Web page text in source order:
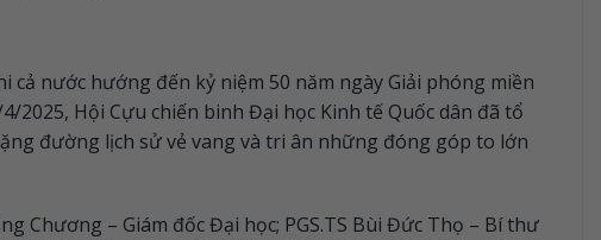
nước hướng đến kỷ niệm 50 năm ngày Giải phóng miền
2025, Hội Cựu chiến binh Đại học Kinh tế Quốc dân đã tổ
đường lịch sử vẻ vang và tri ân những đóng góp to lớn
Chương – Giám đốc Đại học; PGS.TS Bùi Đức Thọ – Bí thư